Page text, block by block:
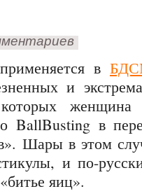
в
и
BallBusting в
Шары в этом
и по-
яиц».